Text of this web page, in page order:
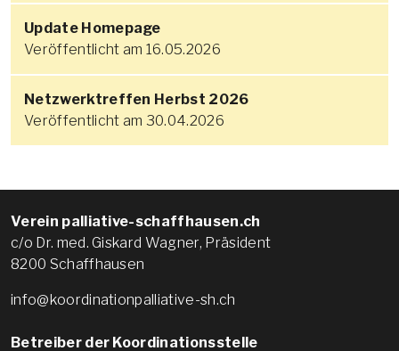
Update Homepage
Veröffentlicht am 16.05.2026
Netzwerktreffen Herbst 2026
Veröffentlicht am 30.04.2026
Verein palliative-schaffhausen.ch
c/o Dr. med. Giskard Wagner, Präsident
8200 Schaffhausen
info@koordinationpalliative-sh.ch
Betreiber der Koordinationsstelle